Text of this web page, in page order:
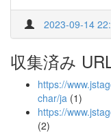
2023-09-14
収集済み
https://
char/ja (1)
https://
(2)